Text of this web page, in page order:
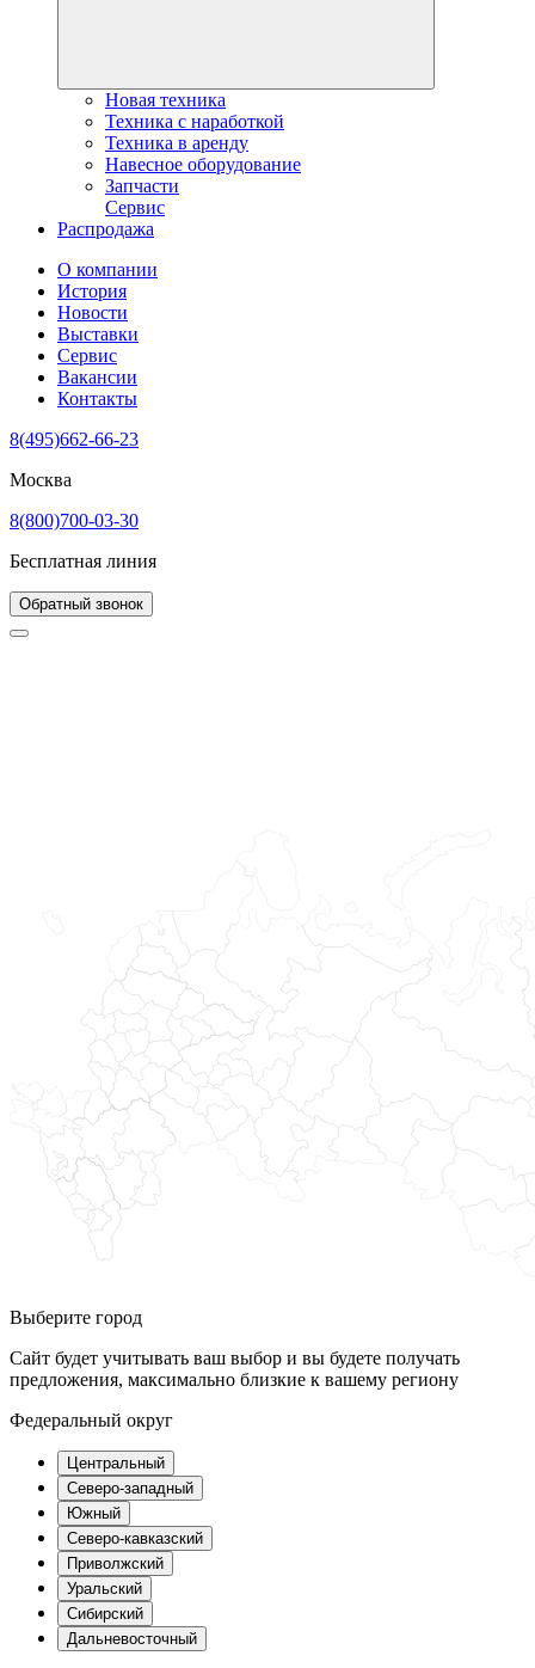
Новая техника
Техника с наработкой
Техника в аренду
Навесное оборудование
Запчасти
Сервис
Распродажа
О компании
История
Новости
Выставки
Сервис
Вакансии
Контакты
8(495)662-66-23
Москва
8(800)700-03-30
Бесплатная линия
Обратный звонок
Выберите город
Сайт будет учитывать ваш выбор и вы будете получать
предложения, максимально близкие к вашему региону
Федеральный округ
Центральный
Северо-западный
Южный
Северо-кавказский
Приволжский
Уральский
Сибирский
Дальневосточный